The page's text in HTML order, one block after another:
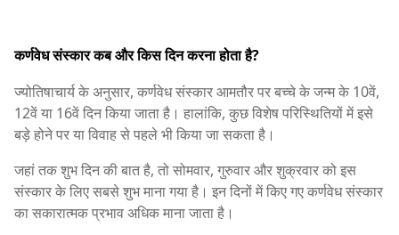
कर्णवेध संस्कार कब और किस दिन करना होता है?
ज्योतिषाचार्य के अनुसार, कर्णवेध संस्कार आमतौर पर बच्चे के जन्म के 10वें,
12वें या 16वें दिन किया जाता है। हालांकि, कुछ विशेष परिस्थितियों में इसे
बड़े होने पर या विवाह से पहले भी किया जा सकता है।
जहां तक शुभ दिन की बात है, तो सोमवार, गुरुवार और शुक्रवार को इस
संस्कार के लिए सबसे शुभ माना गया है। इन दिनों में किए गए कर्णवेध संस्कार
का सकारात्मक प्रभाव अधिक माना जाता है।